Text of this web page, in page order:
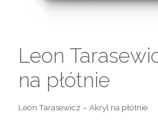
Leon
na płótnie
Leon Tarasewicz – Akryl na płótnie